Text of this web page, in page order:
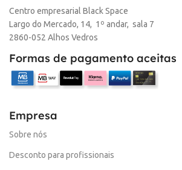
Centro empresarial Black Space
Largo do Mercado, 14, 1º andar, sala 7
2860-052 Alhos Vedros
Formas de pagamento aceitas
Empresa
Sobre nós
Desconto para profissionais